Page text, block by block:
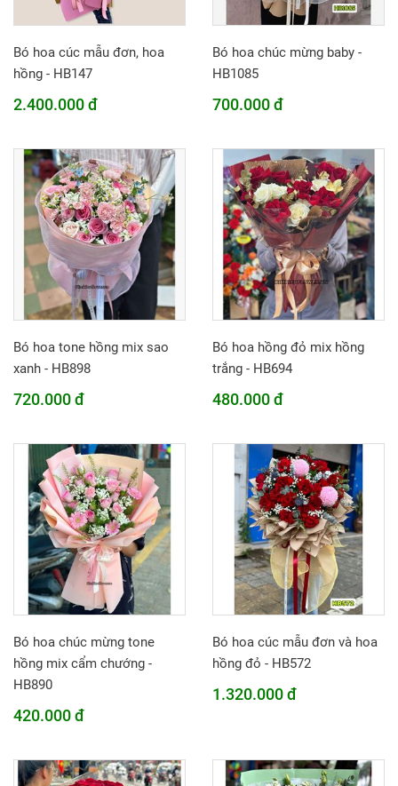
Bó hoa cúc mẫu đơn, hoa
hồng - HB147
2.400.000 đ
Bó hoa chúc mừng baby -
HB1085
700.000 đ
Bó hoa tone hồng mix sao
xanh - HB898
720.000 đ
Bó hoa hồng đỏ mix hồng
trắng - HB694
480.000 đ
Bó hoa chúc mừng tone
hồng mix cẩm chướng -
HB890
420.000 đ
Bó hoa cúc mẫu đơn và hoa
hồng đỏ - HB572
1.320.000 đ